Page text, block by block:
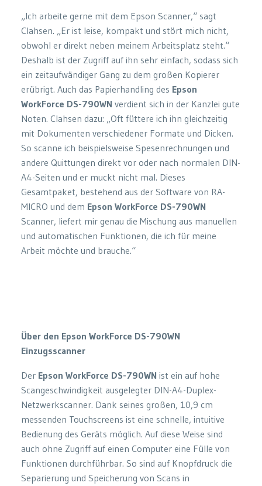
„Ich arbeite gerne mit dem Epson Scanner,“ sagt
Clahsen. „Er ist leise, kompakt und stört mich nicht,
obwohl er direkt neben meinem Arbeitsplatz steht.“
Deshalb ist der Zugriff auf ihn sehr einfach, sodass sich
ein zeitaufwändiger Gang zu dem großen Kopierer
erübrigt. Auch das Papierhandling des Epson
WorkForce DS-790WN verdient sich in der Kanzlei gute
Noten. Clahsen dazu: „Oft füttere ich ihn gleichzeitig
mit Dokumenten verschiedener Formate und Dicken.
So scanne ich beispielsweise Spesenrechnungen und
andere Quittungen direkt vor oder nach normalen DIN-
A4-Seiten und er muckt nicht mal. Dieses
Gesamtpaket, bestehend aus der Software von RA-
MICRO und dem Epson WorkForce DS-790WN
Scanner, liefert mir genau die Mischung aus manuellen
und automatischen Funktionen, die ich für meine
Arbeit möchte und brauche.“
Über den Epson WorkForce DS-790WN
Einzugsscanner
Der Epson WorkForce DS-790WN ist ein auf hohe
Scangeschwindigkeit ausgelegter DIN-A4-Duplex-
Netzwerkscanner. Dank seines großen, 10,9 cm
messenden Touchscreens ist eine schnelle, intuitive
Bedienung des Geräts möglich. Auf diese Weise sind
auch ohne Zugriff auf einen Computer eine Fülle von
Funktionen durchführbar. So sind auf Knopfdruck die
Separierung und Speicherung von Scans in